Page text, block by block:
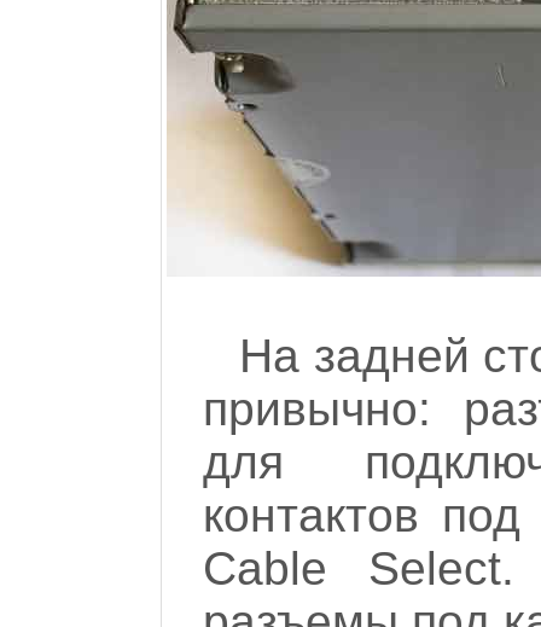
На задней
привычно:
для
контактов
Cable